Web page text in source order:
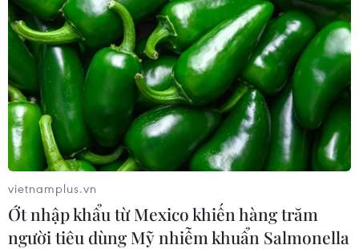
vietnamplus.vn
Ớt nhập khẩu từ Mexico khiến hàng trăm
người tiêu dùng Mỹ nhiễm khuẩn Salmonella